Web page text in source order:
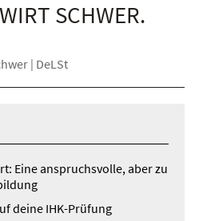
SCHWER.
| DeLSt
Eine anspruchsvolle, aber zu
deine IHK-Prüfung